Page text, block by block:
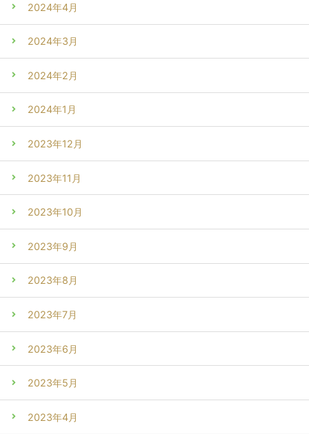
2024年4月
2024年3月
2024年2月
2024年1月
2023年12月
2023年11月
2023年10月
2023年9月
2023年8月
2023年7月
2023年6月
2023年5月
2023年4月